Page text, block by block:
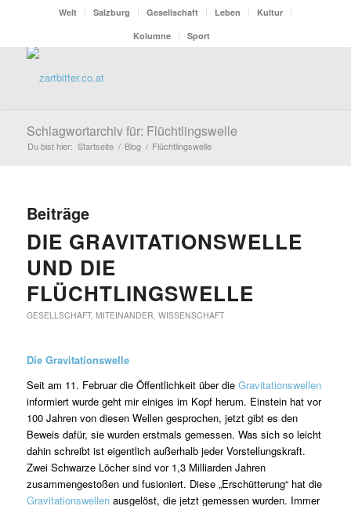
Welt Salzburg Gesellschaft Leben
Kultur
Kolumne
Sport
Schlagwortarchiv für: Flüchtlingswelle
Du bist hier: Startseite / Blog / Flüchtlingswelle
Beiträge
DIE GRAVITATIONSWELLE
UND DIE
FLÜCHTLINGSWELLE
GESELLSCHAFT, MITEINANDER, WISSENSCHAFT
Die Gravitationswelle
Seit am 11. Februar die Öffentlichkeit über die Gravitationswellen
informiert wurde geht mir einiges im Kopf herum. Einstein hat vor
100 Jahren von diesen Wellen gesprochen, jetzt gibt es den
Beweis dafür, sie wurden erstmals gemessen. Was sich so leicht
dahin schreibt ist eigentlich außerhalb jeder Vorstellungskraft.
Zwei Schwarze Löcher sind vor 1,3 Milliarden Jahren
zusammengestoßen und fusioniert. Diese „Erschütterung“ hat die
Gravitationswellenausgelöst, die jetzt gemessen wurden. Immer